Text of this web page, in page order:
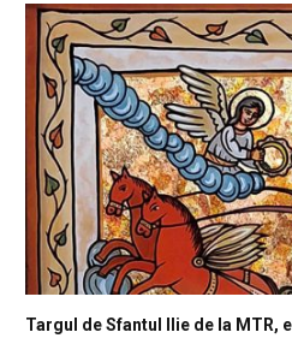
Targul de Sfantul Ilie de la MTR,